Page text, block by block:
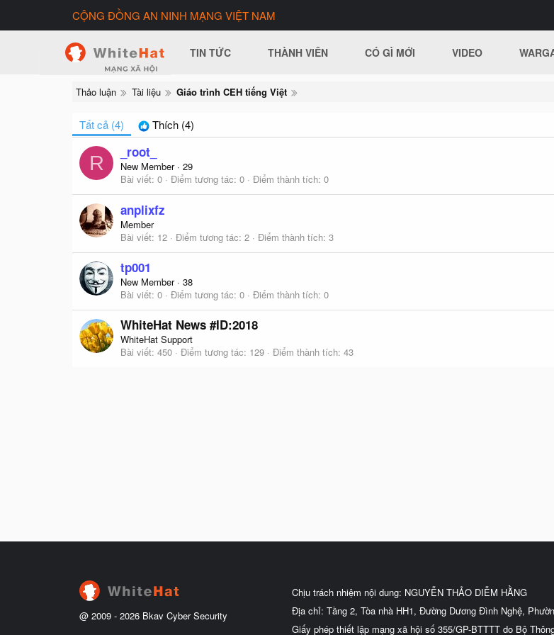
CỘNG ĐỒNG AN NINH MẠNG VIỆT NAM
TIN TỨC THÀNH VIÊN CÓ GÌ MỚI VIDEO
Thảo luận Tài liệu Giáo trình CEH tiếng Việt
Tất cả (4) Thích (4)
R _root_
New Member · 29
Bài viết 0 Điểm tương tác 0 Điểm thành tích 0
anplixfz
Member
Bài viết 12 Điểm tương tác 2 Điểm thành tích 3
tp001
New Member · 38
Bài viết 0 Điểm tương tác 0 Điểm thành tích 0
WhiteHat News #ID:2018
WhiteHat Support
Bài viết 450 Điểm tương tác 129 Điểm thành tích 43
@ 2009 - 2026 Bkav Cyber Security
Chịu trách nhiệm nội dung: NGUYỄN THẢO DIỄM HẰNG
Địa chỉ: Tầng 2, Tòa nhà HH1, Đường Dương Đình Nghệ,
Giấy phép thiết lập mạng xã hội số 355/GP-BTTTT do Bộ